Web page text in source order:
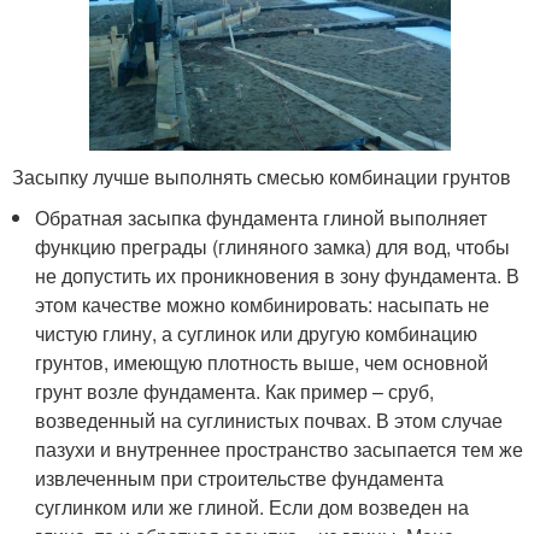
Засыпку лучше выполнять смесью комбинации грунтов
Обратная засыпка фундамента глиной выполняет
функцию преграды (глиняного замка) для вод, чтобы
не допустить их проникновения в зону фундамента. В
этом качестве можно комбинировать: насыпать не
чистую глину, а суглинок или другую комбинацию
грунтов, имеющую плотность выше, чем основной
грунт возле фундамента. Как пример – сруб,
возведенный на суглинистых почвах. В этом случае
пазухи и внутреннее пространство засыпается тем же
извлеченным при строительстве фундамента
суглинком или же глиной. Если дом возведен на